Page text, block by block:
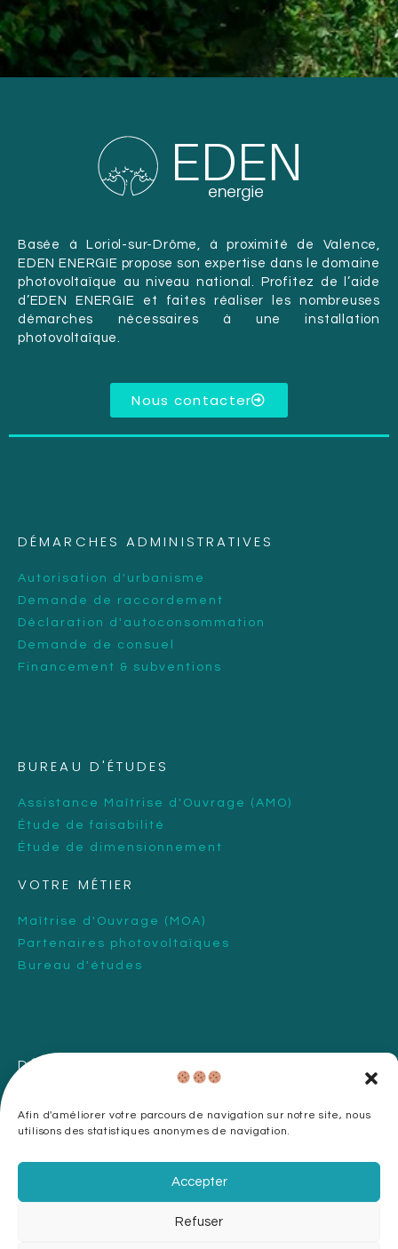
Afin d'améliorer votre parcours de navigation sur notre site, nous
utilisons des statistiques anonymes de navigation.
Accepter
Refuser
Basée à Loriol-sur-Drôme, à proximité de Valence,
EDEN ENERGIE propose son expertise dans le domaine
photovoltaïque au niveau national. Profitez de l’aide
d’EDEN ENERGIE et faites réaliser les nombreuses
démarches nécessaires à une installation
photovoltaïque.
Nous contacter
DÉMARCHES ADMINISTRATIVES
Autorisation d'urbanisme
Demande de raccordement
Déclaration d'autoconsommation
Demande de consuel
Financement & subventions
BUREAU D'ÉTUDES
Assistance Maîtrise d'Ouvrage (AMO)
Étude de faisabilité
Étude de dimensionnement
VOTRE MÉTIER
Maîtrise d'Ouvrage (MOA)
Partenaires photovoltaïques
Bureau d'études
DÉCOUVRIR L'ENTREPRISE
Politique de confidentialité